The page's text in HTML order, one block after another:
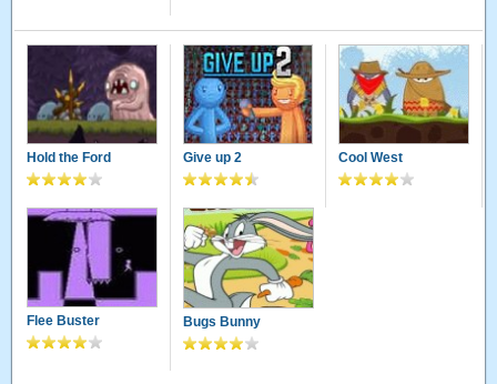
Hold the Ford Give up 2 Cool West
Flee Buster Bugs Bunny